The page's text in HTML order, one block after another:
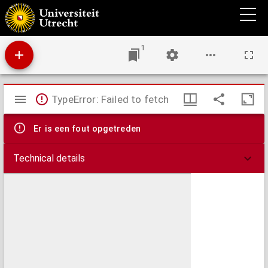
Principauté de Catalogne où sont compris les comtés de Roussillon, et de Cerdagne
divisés en leurs vigueries
1
Mirador
viewer
TypeError: Failed to fetch
Er is een fout opgetreden
Technical details